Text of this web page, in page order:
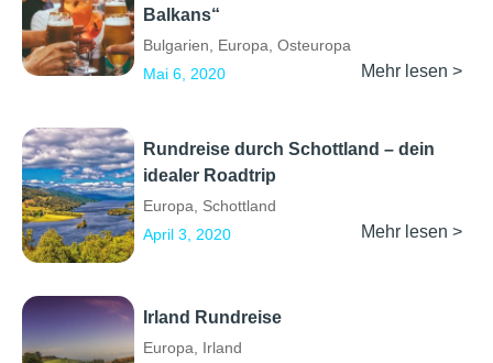
Balkans“
Bulgarien, Europa, Osteuropa
Mai 6, 2020
Mehr lesen >
Rundreise durch Schottland – dein
idealer Roadtrip
Europa, Schottland
April 3, 2020
Mehr lesen >
Irland Rundreise
Europa, Irland